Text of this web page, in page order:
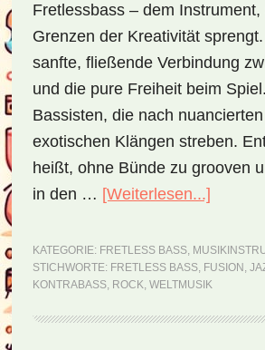
Fretlessbass – dem Instrument,
Grenzen der Kreativität
sanfte, fließende Verbindung
und die pure Freiheit beim
Bassisten, die nach
exotischen Klängen streben.
heißt, ohne Bünde zu grooven
in den … [Weiterlesen...]
–
die
KATEGORIE: FRETLESS BASS,
STICHWORTE: FRETLESS BASS, FUSION ,
KONTRABASS, ROCK, WELTMUSIK